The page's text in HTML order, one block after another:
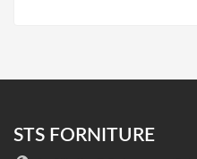
STS FORNITURE